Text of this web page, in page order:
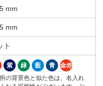
mm
mm
ト
紫 緑 藍 青
金赤
の背景色と似た色は、名入れ